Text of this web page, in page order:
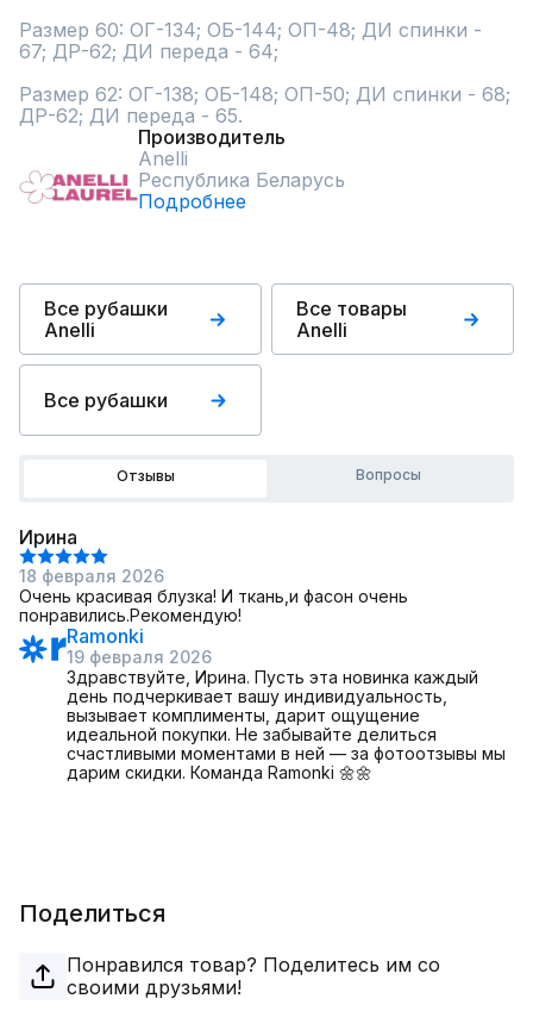
Размер 60: ОГ-134; ОБ-144; ОП-48; ДИ спинки -
67; ДР-62; ДИ переда - 64;
Размер 62: ОГ-138; ОБ-148; ОП-50; ДИ спинки - 68;
ДР-62; ДИ переда - 65.
Производитель
Anelli
Республика Беларусь
Подробнее
Все рубашки
Anelli
Все товары
Anelli
Все рубашки
Отзывы Вопросы
Ирина
18 февраля 2026
Очень красивая блузка! И ткань,и фасон очень
понравились.Рекомендую!
Ramonki
19 февраля 2026
Здравствуйте, Ирина. Пусть эта новинка каждый
день подчеркивает вашу индивидуальность,
вызывает комплименты, дарит ощущение
идеальной покупки. Не забывайте делиться
счастливыми моментами в ней — за фотоотзывы мы
дарим скидки. Команда Ramonki 🌼🌼
Поделиться
Понравился товар? Поделитесь им со
своими друзьями!